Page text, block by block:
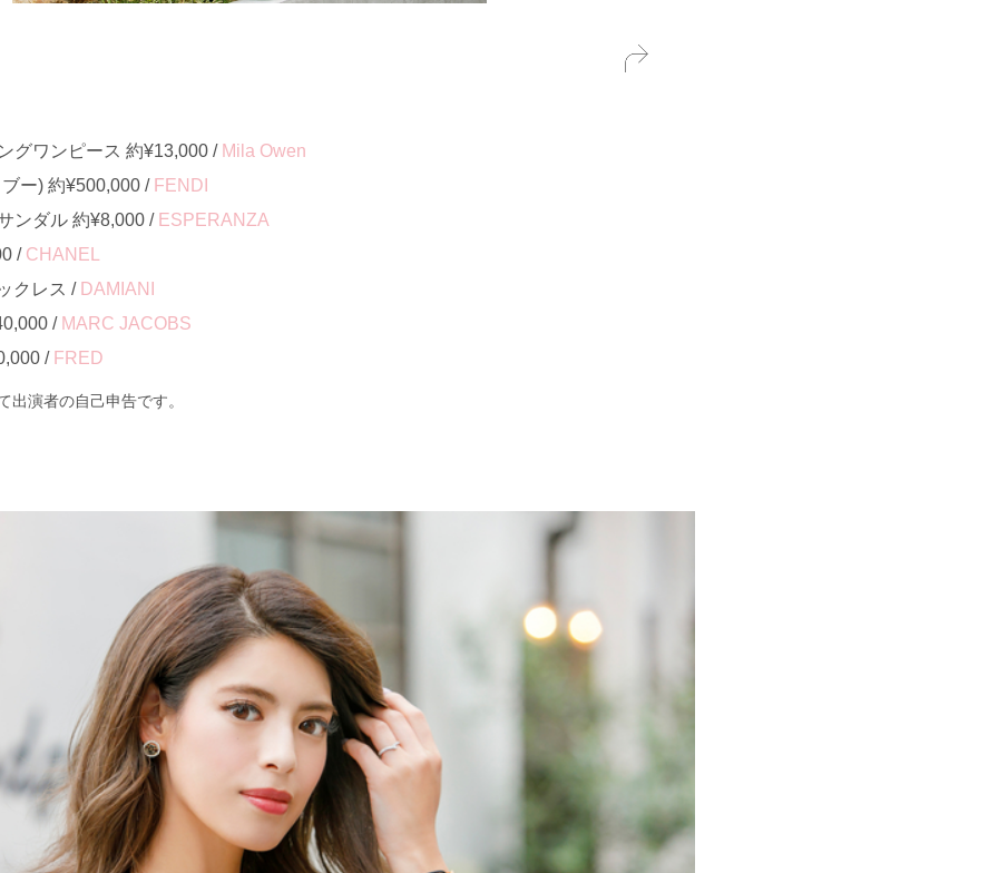
グワンピース 約¥13,000 / Mila Owen
ー) 約¥500,000 / FENDI
ンダル 約¥8,000 / ESPERANZA
/ CHANEL
クレス / DAMIANI
/ MARC JACOBS
/ FRED
演者の自己申告です。